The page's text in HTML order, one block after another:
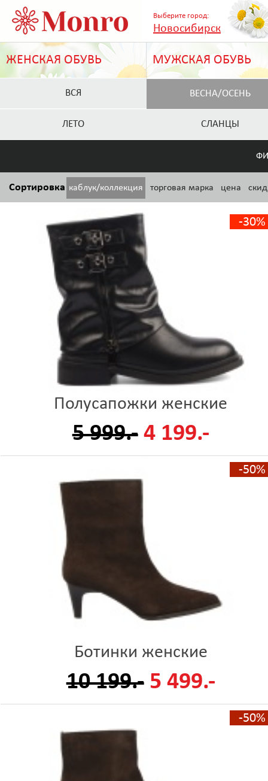
Выберите город:
Новосибирск
ЖЕНСКАЯ ОБУВЬ МУЖСКАЯ ОБУВЬ
ВСЯ ВЕСНА/ОСЕНЬ
ЛЕТО СЛАНЦЫ
Сортировка каблук/коллекция торговая марка цена
-30%
Полусапожки женские
5 999.- 4 199.-
-50%
Ботинки женские
10 199.- 5 499.-
-50%